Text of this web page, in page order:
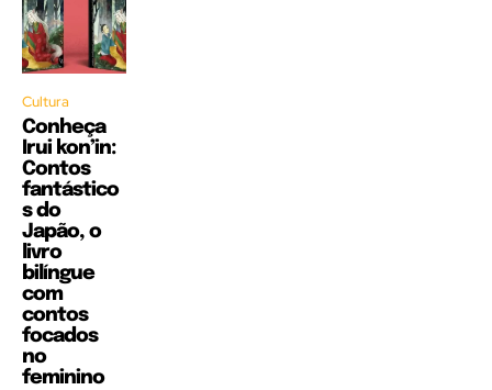
Cultura
Conheça
Irui kon’in:
Contos
fantástico
s do
Japão, o
livro
bilíngue
com
contos
focados
no
feminino